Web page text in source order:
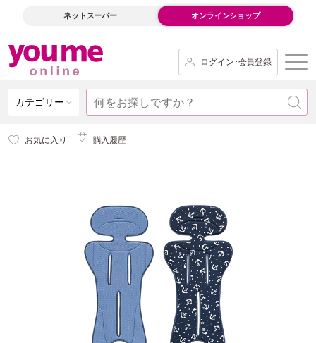
ネットスーパー オンラインショップ
ログイン･会員登録
カテゴリー
お気に入り 購入履歴